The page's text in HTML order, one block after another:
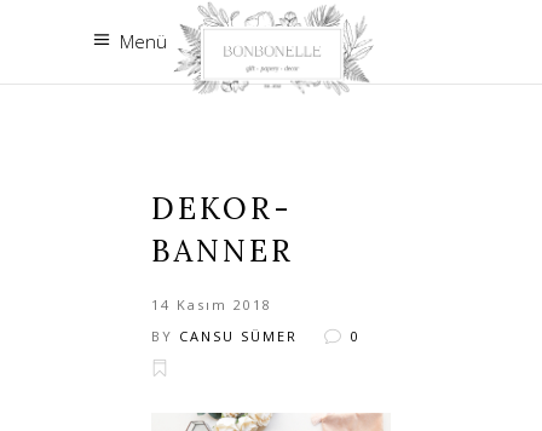
Menü
DEKOR-
BANNER
14 Kasım 2018
BY CANSU SÜMER 0